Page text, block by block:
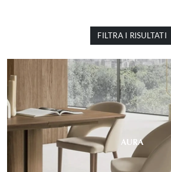
FILTRA I RISULTATI
AURA